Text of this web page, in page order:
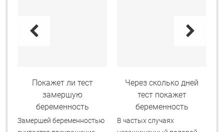
Покажет ли тест
замершую
беременность
Замершей беременностью
Через сколько дней
тест покажет
беременность
В частых случаях